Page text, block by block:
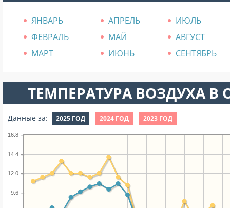
ЯНВАРЬ АПРЕЛЬ
ИЮЛЬ
ФЕВРАЛЬ
МАЙ
АВГУСТ
МАРТ
ИЮНЬ СЕНТЯБРЬ
ТЕМПЕРАТУРА ВОЗДУХА В
Данные за: 2025 ГОД 2024 ГОД 2023 ГОД
9.6
12.0
14.4
16.8